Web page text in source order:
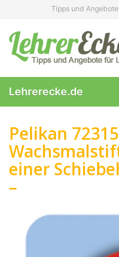
content
Tipps und
Lehrerecke.de
Pelikan
einer
–